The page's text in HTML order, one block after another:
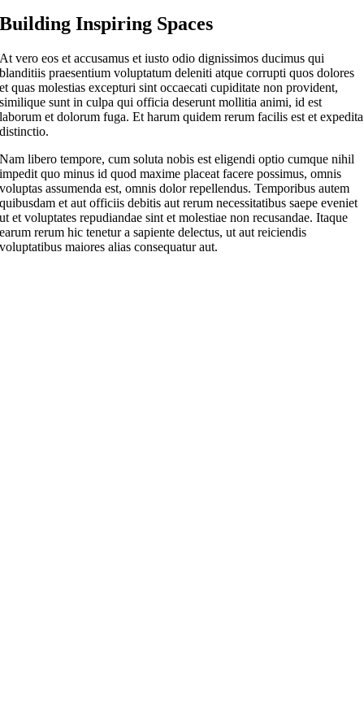
Building Inspiring Spaces
At vero eos et accusamus et iusto odio dignissimos ducimus qui
blanditiis praesentium voluptatum deleniti atque corrupti quos dolores
et quas molestias excepturi sint occaecati cupiditate non provident,
similique sunt in culpa qui officia deserunt mollitia animi, id est
laborum et dolorum fuga. Et harum quidem rerum facilis est et expedita
distinctio.
Nam libero tempore, cum soluta nobis est eligendi optio cumque nihil
impedit quo minus id quod maxime placeat facere possimus, omnis
voluptas assumenda est, omnis dolor repellendus. Temporibus autem
quibusdam et aut officiis debitis aut rerum necessitatibus saepe eveniet
ut et voluptates repudiandae sint et molestiae non recusandae. Itaque
earum rerum hic tenetur a sapiente delectus, ut aut reiciendis
voluptatibus maiores alias consequatur aut.